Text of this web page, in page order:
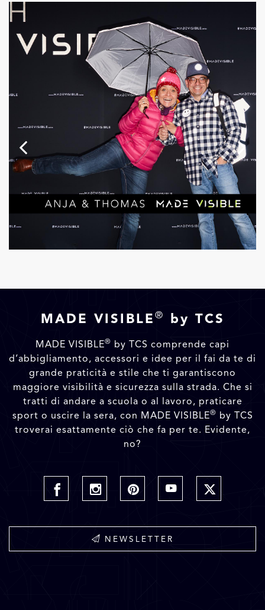
MADE VISIBLE ® by TCS
MADE VISIBLE® by TCS comprende capi
d’abbigliamento, accessori e idee per il fai da te di
grande praticità e stile che ti garantiscono
maggiore visibilità e sicurezza sulla strada. Che si
tratti di andare a scuola o al lavoro, praticare
sport o uscire la sera, con MADE VISIBLE® by TCS
troverai esattamente ciò che fa per te. Evidente,
no?
NEWSLETTER